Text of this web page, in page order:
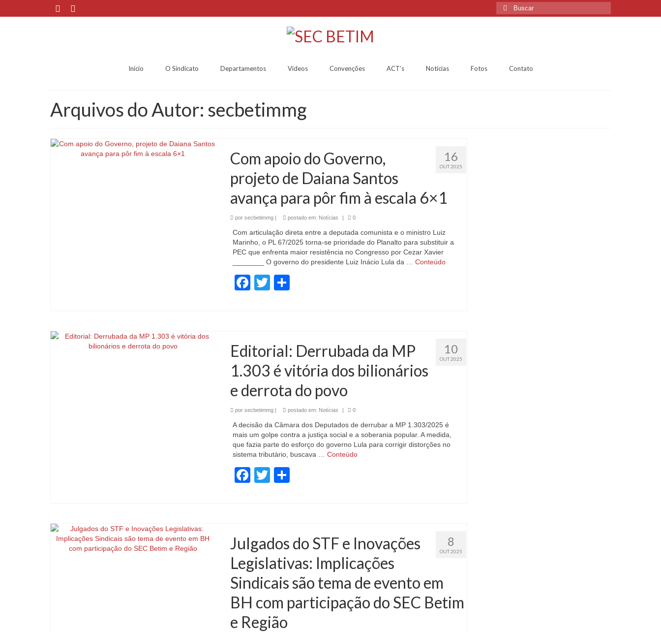
Início O Sindicato Departamentos Vídeos Convenções ACT’s Notícias Fotos Contato
Arquivos do Autor: secbetimmg
16
OUT 2025
Com apoio do Governo,
projeto de Daiana Santos
avança para pôr fim à escala 6×1
por secbetimmg| postado em: Notícias | 0
Com articulação direta entre a deputada comunista e o ministro Luiz
Marinho, o PL 67/2025 torna-se prioridade do Planalto para substituir a
PEC que enfrenta maior resistência no Congresso por Cezar Xavier
________ O governo do presidente Luiz Inácio Lula da … Conteúdo
Facebook
Twitter
10
OUT 2025
Editorial: Derrubada da MP
1.303 é vitória dos bilionários
e derrota do povo
por secbetimmg| postado em: Notícias | 0
A decisão da Câmara dos Deputados de derrubar a MP 1.303/2025 é
mais um golpe contra a justiça social e a soberania popular. A medida,
que fazia parte do esforço do governo Lula para corrigir distorções no
sistema tributário, buscava … Conteúdo
Facebook
Twitter
8
OUT 2025
Julgados do STF e Inovações
Legislativas: Implicações
Sindicais são tema de evento em
BH com participação do SEC Betim
e Região